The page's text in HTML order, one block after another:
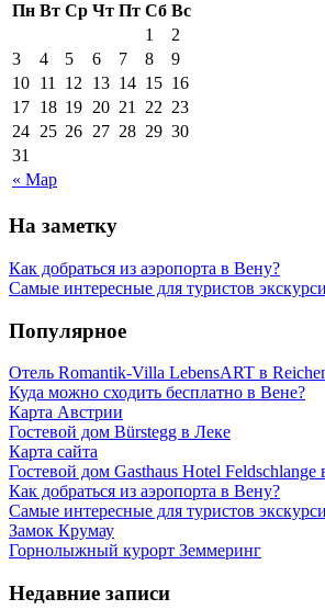
Пн Вт Ср Чт Пт Сб Вс
« Мар
1
2
3
4 5 6 7 8
9
10 11 12 13 14 15 16
17 18 19 20 21 22 23
24 25 26 27 28 29 30
31
На заметку
Как добраться из аэропорта в Вену?
Самые интересные для туристов
Популярное
Отель Romantik-Villa LebensART в
Куда можно сходить бесплатно в Вене?
Карта Австрии
Гостевой дом Bürstegg в Леке
Карта сайта
Гостевой дом Gasthaus Hotel
Как добраться из аэропорта в Вену?
Самые интересные для туристов
Замок Крумау
Горнолыжный курорт Земмеринг
Недавние записи